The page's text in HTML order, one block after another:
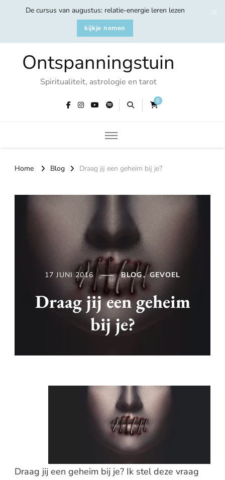
De cursus van augustus: relatie-energie leren lezen
kijkje nemen
Ontspanningstuin
Spiritualiteit, astrologie en tarot
0
Home Blog Draag jij een geheim bij je?
17 JUNI 2016 BLOG GEVOEL
Draag jij een geheim
bij je?
Draag jij een geheim bij je? Ik stel deze vraag